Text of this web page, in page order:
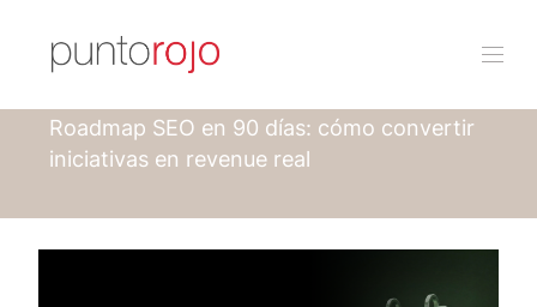
Roadmap SEO en 90 días: cómo convertir
iniciativas en revenue real